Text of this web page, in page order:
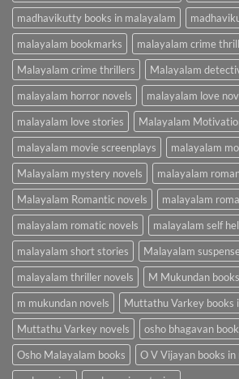
madhavikutty books in malayalam
malayalam bookmarks
malayalam crime
Malayalam crime thrillers
Malayalam
malayalam horror novels
malayalam love
malayalam love stories
Malayalam
malayalam movie screenplays
malayalam
Malayalam mystery novels
malayalam
Malayalam Romantic novels
malayalam
malayalam romatic novels
malayalam self
malayalam short stories
Malayalam
malayalam thriller novels
M Mukundan
m mukundan novels
Muttathu Varkey books
Muttathu Varkey novels
osho bhagavan
Osho Malayalam books
O V Vijayan books in